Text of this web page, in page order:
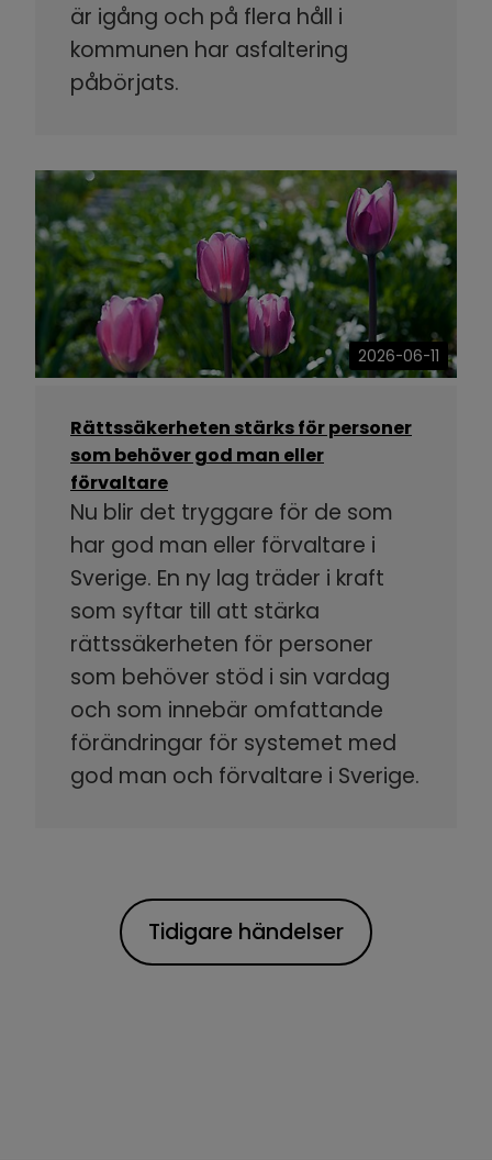
är igång och på flera håll i
kommunen har asfaltering
påbörjats.
2026-06-11
Rättssäkerheten stärks för personer
som behöver god man eller
förvaltare
Nu blir det tryggare för de som
har god man eller förvaltare i
Sverige. En ny lag träder i kraft
som syftar till att stärka
rättssäkerheten för personer
som behöver stöd i sin vardag
och som innebär omfattande
förändringar för systemet med
god man och förvaltare i Sverige.
Tidigare händelser